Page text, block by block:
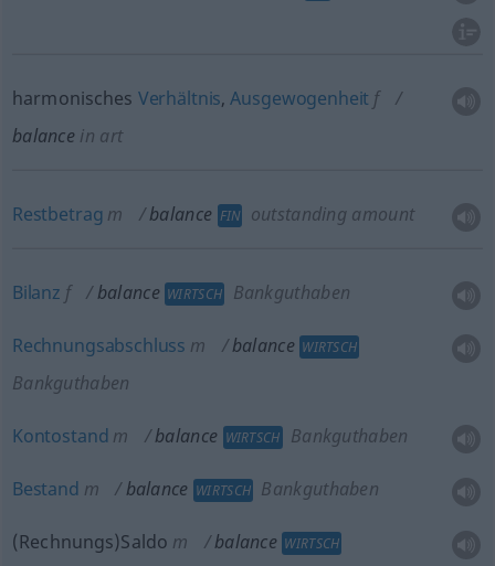
harmonisches Verhältnis,Ausgewogenheit f
balance in art
Restbetrag m balance FIN outstanding amount
Bilanz f balance WIRTSCH Bankguthaben
Rechnungsabschluss m balance WIRTSCH
Bankguthaben
Kontostand m balance WIRTSCH Bankguthaben
Bestand m balance WIRTSCH Bankguthaben
(Rechnungs)Saldo m balance WIRTSCH